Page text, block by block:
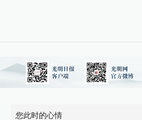
您此时的心情